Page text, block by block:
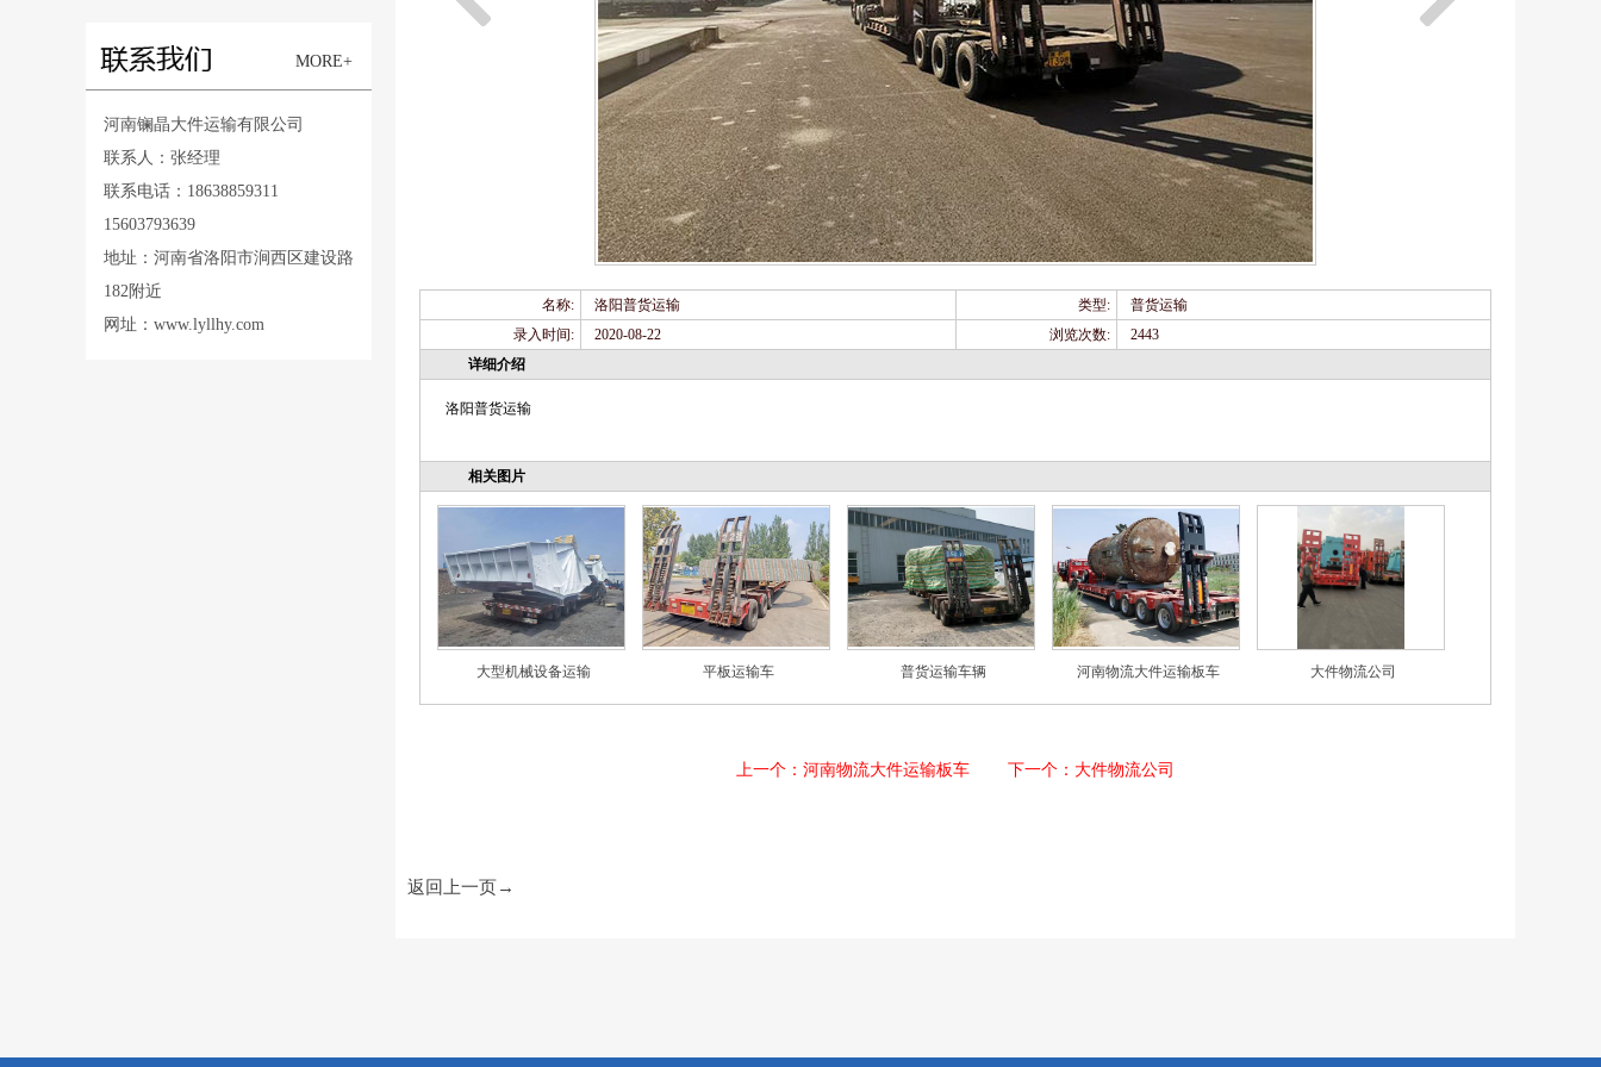
MORE+
河南镧晶大件运输有限公司
联系人：张经理
联系电话：18638859311
15603793639
地址：河南省洛阳市涧西区建设路
182附近
网址：www.lyllhy.com
名称: 洛阳普货运输 类型:
普货运输
录入时间:
2020-08-22 浏览次数:
2443
详细介绍
洛阳普货运输
相关图片
大型机械设备运输 平板运输车 普货运输车辆 河南物流大件运输板车 大件物流公司
上一个：河南物流大件运输板车 下一个：大件物流公司
返回上一页→